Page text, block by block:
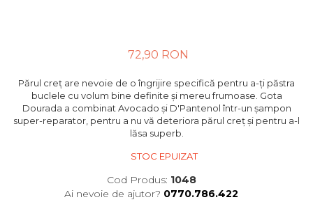
72,90 RON
Părul creț are nevoie de o îngrijire specifică pentru a-ți păstra
buclele cu volum bine definite și mereu frumoase. Gota
Dourada a combinat Avocado și D'Pantenol într-un șampon
super-reparator, pentru a nu vă deteriora părul creț și pentru a-l
lăsa superb.
STOC EPUIZAT
Cod Produs: 1048
Ai nevoie de ajutor? 0770.786.422